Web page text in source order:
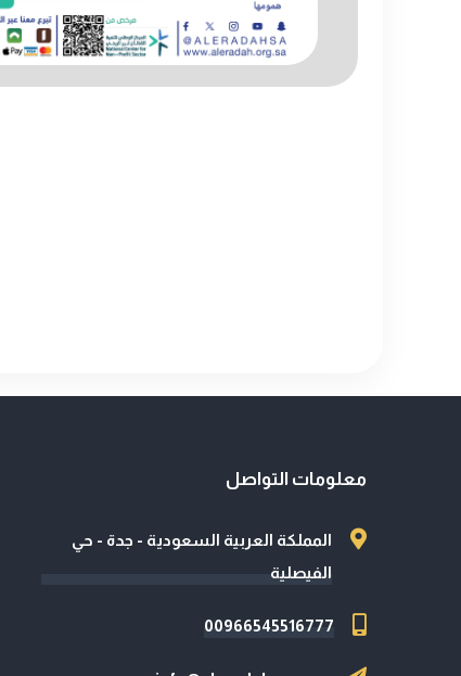
معلومات التواصل
المملكة العربية السعودية - جدة - حي
الفيصلية
00966545516777